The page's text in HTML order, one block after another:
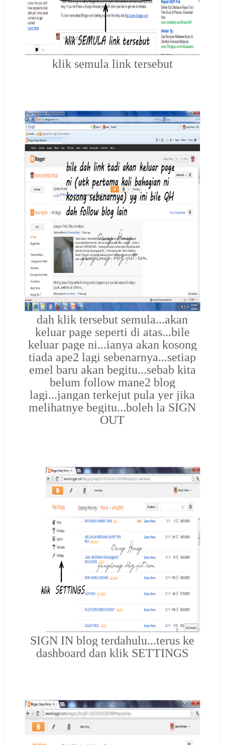
klik semula link tersebut
dah klik tersebut semula...akan
keluar page seperti di atas...bile
keluar page ni...ianya akan kosong
tiada ape2 lagi sebenarnya...setiap
emel baru akan begitu...sebab kita
belum follow mane2 blog
lagi...jangan terkejut pula yer jika
melihatnye begitu...boleh la SIGN
OUT
SIGN IN blog terdahulu...terus ke
dashboard dan klik SETTINGS